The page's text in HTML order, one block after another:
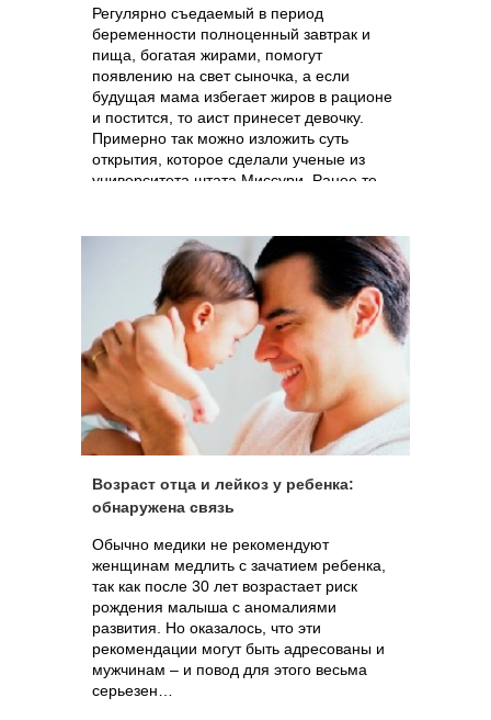
Регулярно съедаемый в период
беременности полноценный завтрак и
пища, богатая жирами, помогут
появлению на свет сыночка, а если
будущая мама избегает жиров в рационе
и постится, то аист принесет девочку.
Примерно так можно изложить суть
открытия, которое сделали ученые из
университета штата Миссури. Ранее те
похожим результатам.
Возраст отца и лейкоз у ребенка:
обнаружена связь
Обычно медики не рекомендуют
женщинам медлить с зачатием ребенка,
так как после 30 лет возрастает риск
рождения малыша с аномалиями
развития. Но оказалось, что эти
рекомендации могут быть адресованы и
мужчинам – и повод для этого весьма
серьезен…